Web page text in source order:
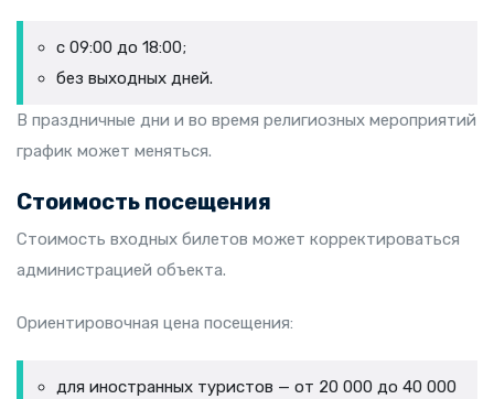
с 09:00 до 18:00;
без выходных дней.
В праздничные дни и во время религиозных мероприятий
график может меняться.
Стоимость посещения
Стоимость входных билетов может корректироваться
администрацией объекта.
Ориентировочная цена посещения:
для иностранных туристов — от 20 000 до 40 000